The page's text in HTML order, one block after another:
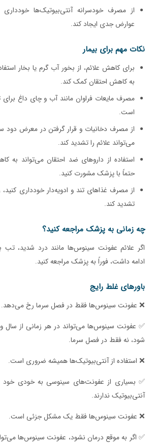
از مصرف خودسرانه آنتی‌بیوتیک‌ها
عوارض جدی ایجاد کند.
نکات مهم برای بیمار
برای کاهش علائم، از بخور آب گرم یا بخار
به کاهش احتقان کمک کند.
مصرف مایعات فراوان مانند آب و چای داغ برای
است.
از مصرف دخانیات و قرار گرفتن در معرض دود
می‌تواند علائم را تشدید کند.
استفاده از داروهای ضد احتقان می‌تواند به
حتماً با پزشک مشورت کنید.
از مصرف غذاهای تند و ادویه‌دار خودداری
تشدید کند.
چه زمانی به پزشک مراجعه کنید؟
اگر علائم عفونت سینوس‌ها مانند درد شدید، تب
ادامه داشت، فوراً به پزشک مراجعه کنید.
باورهای غلط رایج
❌ عفونت سینوس‌ها فقط در فصل سرما رخ می‌دهد.
✅ عفونت سینوس‌ها می‌تواند در هر زمانی از سال و
شود، نه فقط در فصل سرما.
❌ استفاده از آنتی‌بیوتیک‌ها همیشه ضروری است.
✅ بسیاری از عفونت‌های سینوسی به خودی خود
آنتی‌بیوتیک ندارند.
❌ عفونت سینوس‌ها فقط یک مشکل جزئی است.
✅ اگر به موقع درمان نشود، عفونت سینوس‌ها